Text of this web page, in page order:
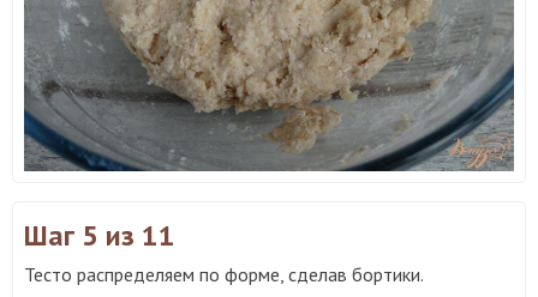
Шаг 5 из 11
Тесто распределяем по форме, сделав бортики.